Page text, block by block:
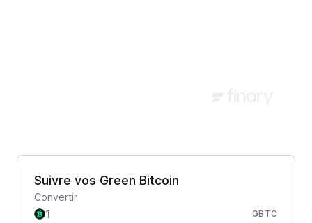
Suivre vos Green Bitcoin
Convertir
GBTC